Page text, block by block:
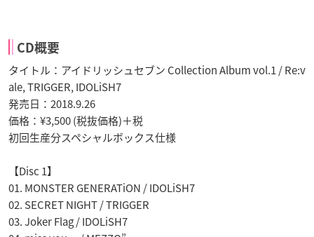
CD概要
タイトル：アイドリッシュセブン Collection Album vol.1 / Re:v
ale, TRIGGER, IDOLiSH7
発売日：2018.9.26
価格：¥3,500 (税抜価格)＋税
初回生産分スペシャルボックス仕様
【Disc 1】
01. MONSTER GENERATiON / IDOLiSH7
02. SECRET NIGHT / TRIGGER
03. Joker Flag / IDOLiSH7